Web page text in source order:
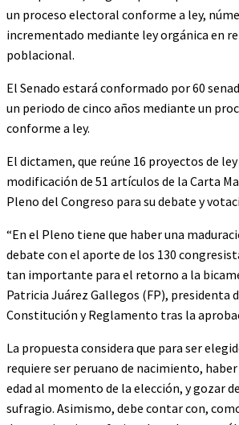
un proceso electoral conforme a ley,
incrementado mediante ley orgánica en
poblacional.
El Senado estará conformado por 60
un periodo de cinco años mediante un
conforme a ley.
El dictamen, que reúne 16 proyectos de
modificación de 51 artículos de la Carta
Pleno del Congreso para su debate y
“En el Pleno tiene que haber una
debate con el aporte de los 130
tan importante para el retorno a la
Patricia Juárez Gallegos (FP), presidenta
Constitución y Reglamento tras la
La propuesta considera que para ser
requiere ser peruano de nacimiento,
edad al momento de la elección, y gozar
sufragio. Asimismo, debe contar con,